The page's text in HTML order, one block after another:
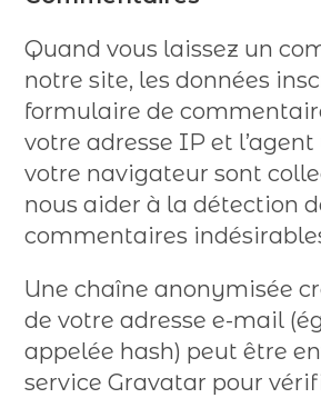
Quand vous laissez un
notre site, les données
formulaire de
votre adresse IP et
votre navigateur sont
nous aider à la détection
commentaires
Une chaîne anonymisée
de votre adresse e-mail
appelée hash) peut être
service Gravatar pour